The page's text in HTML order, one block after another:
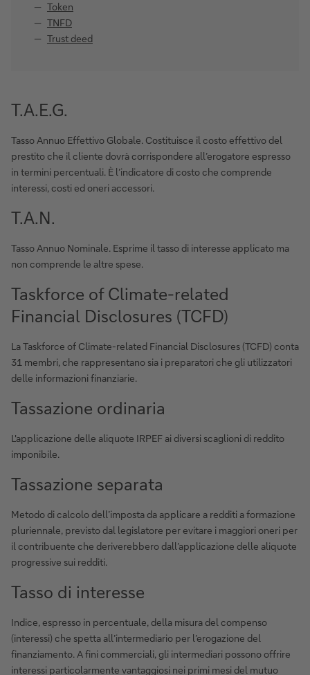
Token
TNFD
Trust deed
T.A.E.G.
Tasso Annuo Effettivo Globale. Costituisce il costo effettivo del
prestito che il cliente dovrà corrispondere all’erogatore espresso
in termini percentuali. È l’indicatore di costo che comprende
interessi, costi ed oneri accessori.
T.A.N.
Tasso Annuo Nominale. Esprime il tasso di interesse applicato ma
non comprende le altre spese.
Taskforce of Climate-related
Financial Disclosures (TCFD)
La Taskforce of Climate-related Financial Disclosures (TCFD) conta
31 membri, che rappresentano sia i preparatori che gli utilizzatori
delle informazioni finanziarie.
Tassazione ordinaria
L'applicazione delle aliquote IRPEF ai diversi scaglioni di reddito
imponibile.
Tassazione separata
Metodo di calcolo dell’imposta da applicare a redditi a formazione
pluriennale, previsto dal legislatore per evitare i maggiori oneri per
il contribuente che deriverebbero dall’applicazione delle aliquote
progressive sui redditi.
Tasso di interesse
Indice, espresso in percentuale, della misura del compenso
(interessi) che spetta all’intermediario per l’erogazione del
finanziamento. A fini commerciali, gli intermediari possono offrire
interessi particolarmente vantaggiosi nei primi mesi del mutuo